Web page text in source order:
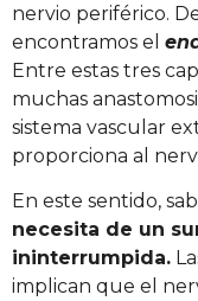
nervio periférico.
encontramos el
Entre estas tres
muchas
sistema vascular
proporciona al
En este sentido,
necesita de un
ininterrumpida.
implican que el